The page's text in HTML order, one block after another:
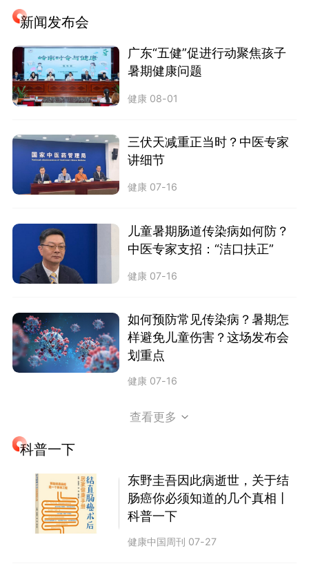
新闻发布会
广东“五健”促进行动聚焦孩子
暑期健康问题
健康 08-01
三伏天减重正当时？中医专家
讲细节
健康 07-16
儿童暑期肠道传染病如何防？
中医专家支招：“洁口扶正”
健康 07-16
如何预防常见传染病？暑期怎
样避免儿童伤害？这场发布会
划重点
健康 07-16
查看更多
科普一下
东野圭吾因此病逝世，关于结
肠癌你必须知道的几个真相丨
科普一下
健康中国周刊 07-27